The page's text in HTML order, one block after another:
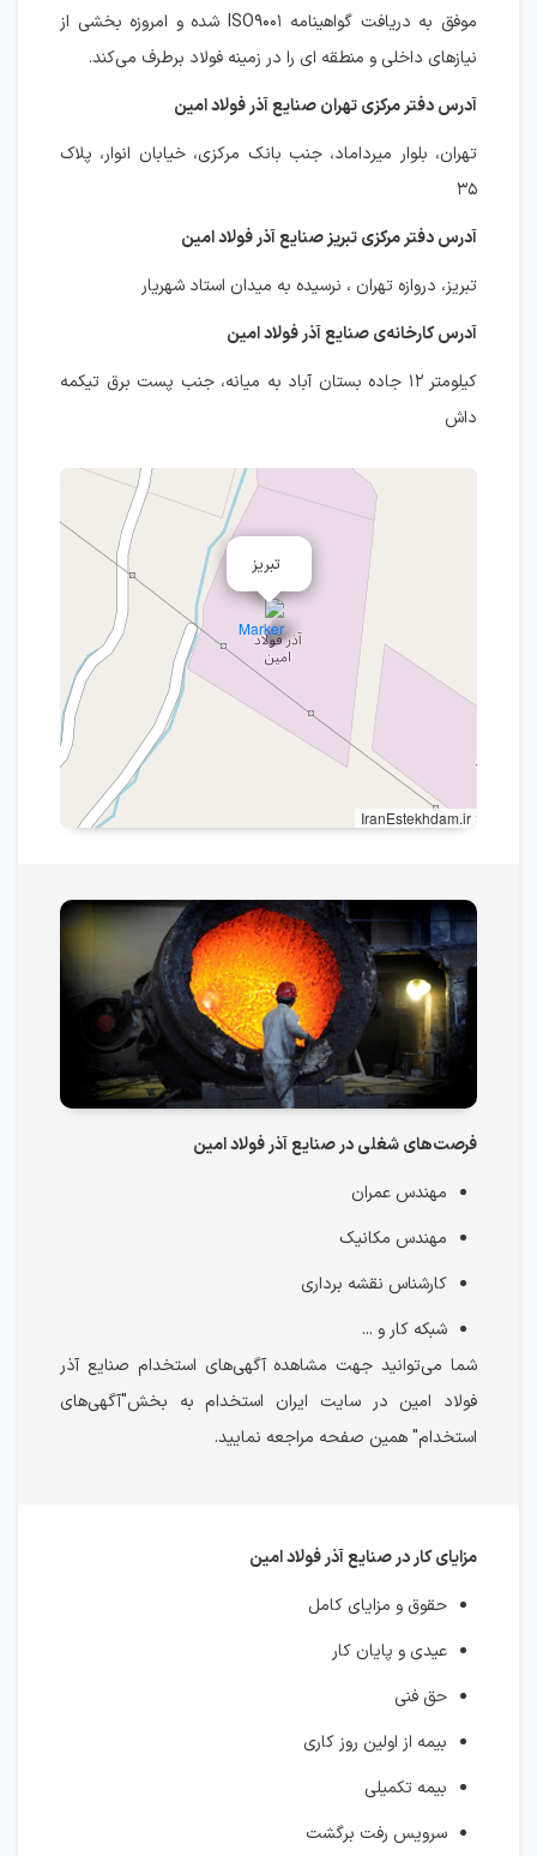
موفق به دریافت گواهینامه ISO۹۰۰۱ شده و امروزه بخشی از
نیازهای داخلی و منطقه ای را در زمینه فولاد برطرف می‌کند.
آدرس دفتر مرکزی تهران صنایع آذر فولاد امین
تهران، بلوار میرداماد، جنب بانک مرکزی، خیابان انوار، پلاک
۳۵
آدرس دفتر مرکزی تبریز صنایع آذر فولاد امین
تبریز، دروازه تهران ، نرسیده به میدان استاد شهریار
آدرس کارخانه‌ی صنایع آذر فولاد امین
کیلومتر ۱۲ جاده بستان آباد به میانه، جنب پست برق تیکمه
داش
تبریز
IranEstekhdam.ir
فرصت‌های شغلی در صنایع آذر فولاد امین
مهندس عمران
مهندس مکانیک
کارشناس نقشه برداری
شبکه کار و ...
شما می‌توانید جهت مشاهده آگهی‌های استخدام صنایع آذر
فولاد امین در سایت ایران استخدام به بخش"آگهی‌های
استخدام" همین صفحه مراجعه نمایید.
مزایای کار در صنایع آذر فولاد امین
حقوق و مزایای کامل
عیدی و پایان کار
حق فنی
بیمه از اولین روز کاری
بیمه تکمیلی
سرویس رفت برگشت